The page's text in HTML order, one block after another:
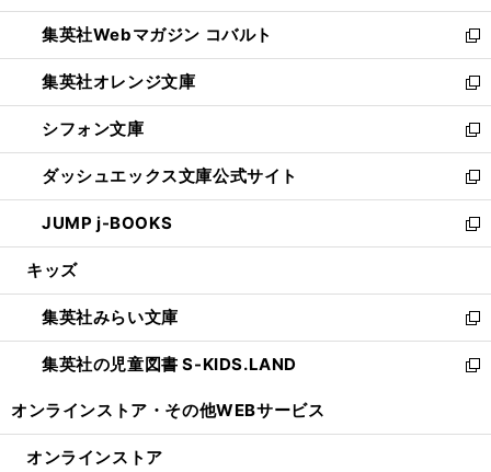
開
く
ウ
で
開
く
ン
ド
ウ
で
開
く
ウ
ィ
ン
ド
ウ
で
開
く
集英社Webマガジン コバルト
新
し
い
ウ
ィ
ン
ド
ウ
で
開
集英社オレンジ文庫
新
し
い
ウ
ィ
ン
ド
ウ
開
く
シフォン文庫
新
し
い
ウ
ィ
ン
ウ
で
開
く
ダッシュエックス文庫公式サイト
新
し
い
ウ
ン
ド
ウ
で
JUMP j-BOOKS
新
し
ウ
ィ
ン
ド
開
キッズ
集英社みらい文庫
新
し
い
ン
集英社の児童図書 S-KIDS.LAND
新
ウ
オンラインストア・ その他WEBサービス
オンラインストア